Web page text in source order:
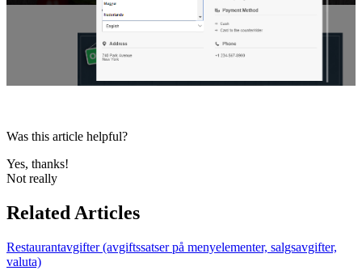
Was this article helpful?
Yes, thanks!
Not really
Related Articles
Restaurantavgifter (avgiftssatser på menyelementer, salgsavgifter,
valuta)